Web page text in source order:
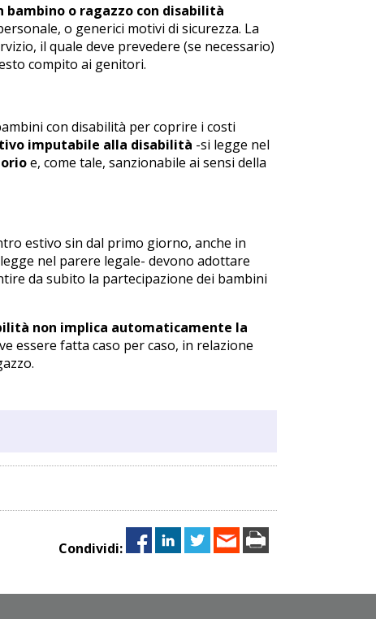
o ragazzo con disabilità
o generici motivi di sicurezza. La
il quale deve prevedere (se necessario)
compito ai genitori.
con disabilità per coprire i costi
imputabile alla disabilità -si legge nel
e, come tale, sanzionabile ai sensi della
estivo sin dal primo giorno, anche in
nel parere legale- devono adottare
da subito la partecipazione dei bambini
non implica automaticamente la
essere fatta caso per caso, in relazione
Condividi: